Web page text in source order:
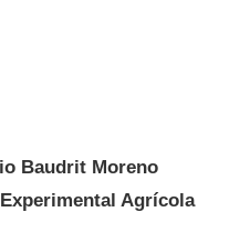
Baudrit Moreno
Agrícola